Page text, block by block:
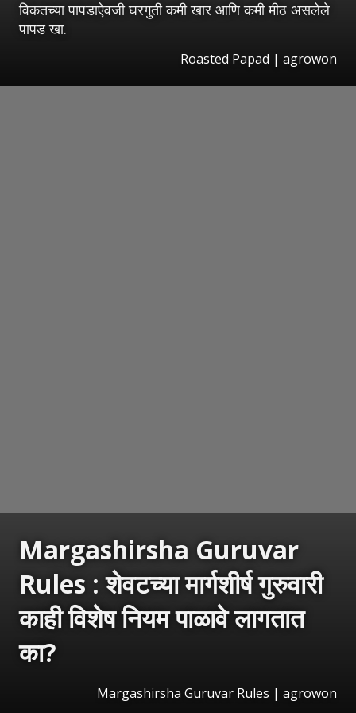
विकतच्या पापडाऐवजी घरगुती कमी खार आणि कमी मीठ असलेले
पापड खा.
Roasted Papad | agrowon
Margashirsha Guruvar
Rules : शेवटच्या मार्गशीर्ष गुरुवारी
काही विशेष नियम पाळावे लागतात
का?
Margashirsha Guruvar Rules | agrowon